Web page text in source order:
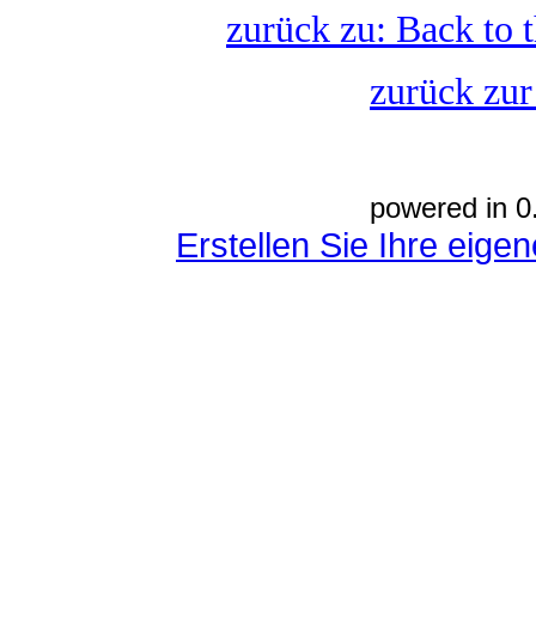
zurück zu: Back to
zurück
powered in
Erstellen Sie Ihre